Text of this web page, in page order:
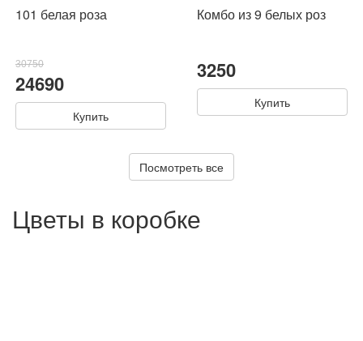
101 белая роза
30750
24690
Купить
Комбо из 9 белых роз
3250
Купить
Посмотреть все
Цветы в коробке